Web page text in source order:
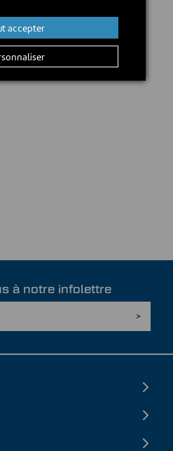
à notre infolettre
accepter